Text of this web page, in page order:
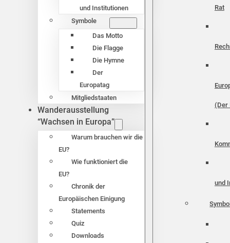
und Institutionen
Symbole
Das Motto
Die Flagge
Die Hymne
Der
Europatag
Mitgliedstaaten
Wanderausstellung
“Wachsen in Europa”
Warum brauchen wir die
EU?
Wie funktioniert die
EU?
Chronik der
Europäischen Einigung
Statements
Quiz
Downloads
Rat
(Der
und